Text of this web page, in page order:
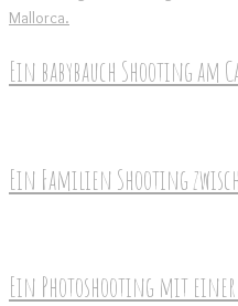
Ein babybauch Shooting am
Ein Familien Shooting
Ein Photoshooting mit einer